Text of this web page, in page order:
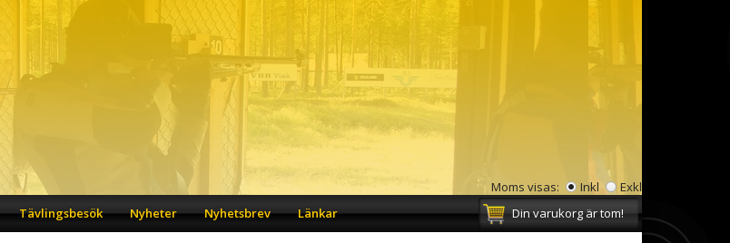
Moms visas: Inkl
Exkl
Tävlingsbesök Nyheter Nyhetsbrev Länkar Din varukorg är tom!